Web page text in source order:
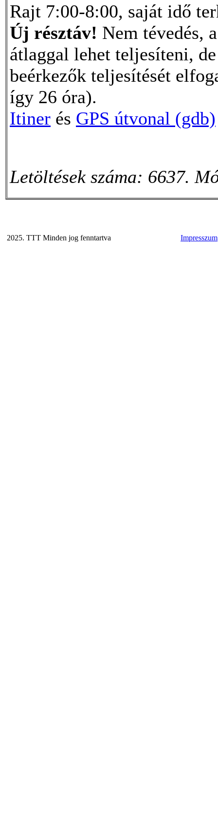
Rajt 7:00-8:00, saját idő
Új résztáv! Nem tévedés,
átlaggal lehet teljesíteni,
beérkezők teljesítését
így 26 óra).
Itiner és GPS útvonal (gdb)
Letöltések száma: 6637.
2025. TTT Minden jog fenntartva Impresszum